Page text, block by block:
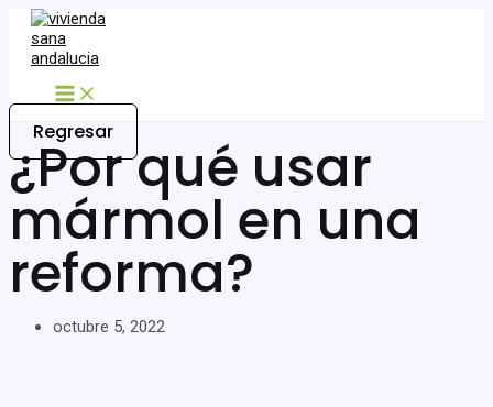
contenido
Main
Menu
Regresar
¿Por qué usar
mármol en una
reforma?
octubre 5, 2022